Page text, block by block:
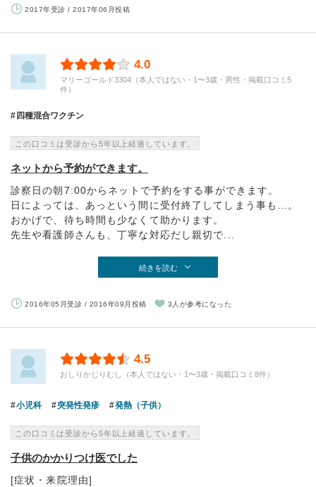
2017年受診 / 2017年06月投稿
4.0
マリーゴールド3304（本人ではない・1〜3歳・男性・掲載口コミ5
件）
四種混合ワクチン
この口コミは受診から5年以上経過しています。
ネットから予約ができます。
診察日の朝7:00からネットで予約をする事ができます。
日によっては、あっという間に受付終了してしまう事も…。
おかげで、待ち時間も少なくて助かります。
先生や看護師さんも、丁寧な対応だし親切で...
続きを読む
2016年05月受診 / 2016年09月投稿 3人が参考になった
4.5
おしりかじりむし（本人ではない・1〜3歳・掲載口コミ8件）
小児科 突発性発疹 発熱（子供）
この口コミは受診から5年以上経過しています。
子供のかかりつけ医でした
[症状・来院理由]